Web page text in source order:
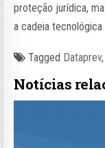
proteção jurídica,
a cadeia
Tagged Dataprev
Notícias